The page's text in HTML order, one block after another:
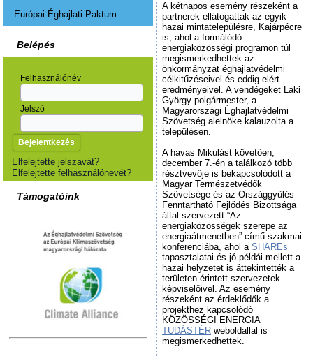
Európai Éghajlati Paktum
Belépés
Felhasználónév
Jelszó
Elfelejtette jelszavát?
Elfelejtette felhasználónevét?
Támogatóink
A kétnapos esemény részeként a
partnerek ellátogattak az egyik
hazai mintatelepülésre, Kajárpécre
is, ahol a formálódó
energiaközösségi programon túl
megismerkedhettek az
önkormányzat éghajlatvédelmi
célkitűzéseivel és eddig elért
eredményeivel. A vendégeket Laki
György polgármester, a
Magyarországi Éghajlatvédelmi
Szövetség alelnöke kalauzolta a
településen.
A havas Mikulást követően,
december 7.-én a találkozó több
résztvevője is bekapcsolódott a
Magyar Természetvédők
Szövetsége és az Országgyűlés
Fenntartható Fejlődés Bizottsága
által szervezett “Az
energiaközösségek szerepe az
energiaátmenetben” című szakmai
konferenciába, ahol a SHAREs
tapasztalatai és jó példái mellett a
hazai helyzetet is áttekintették a
területen érintett szervezetek
képviselőivel. Az esemény
részeként az érdeklődők a
projekthez kapcsolódó
KÖZÖSSÉGI ENERGIA
TUDÁSTÉR weboldallal is
megismerkedhettek.